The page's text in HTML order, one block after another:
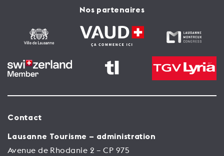
Nos partenaires
Contact
Lausanne Tourisme – administration
Avenue de Rhodanie 2 – CP 975